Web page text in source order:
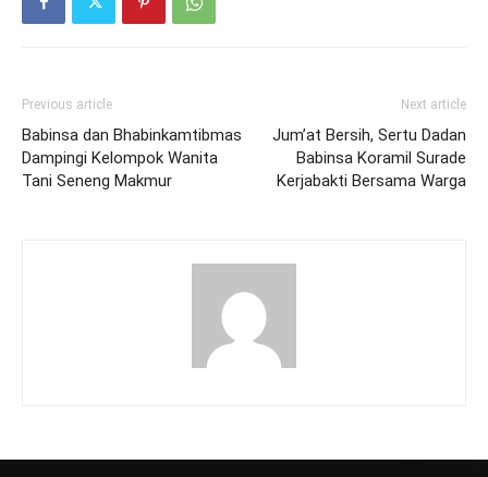
Previous article
Babinsa dan Bhabinkamtibmas
Dampingi Kelompok Wanita
Tani Seneng Makmur
Next article
Jum’at Bersih, Sertu Dadan
Babinsa Koramil Surade
Kerjabakti Bersama Warga